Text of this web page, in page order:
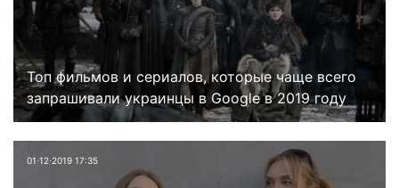
Топ фильмов и сериалов, которые чаще всего
запрашивали украинцы в Google в 2019 году
01⋅12⋅2019 17:35